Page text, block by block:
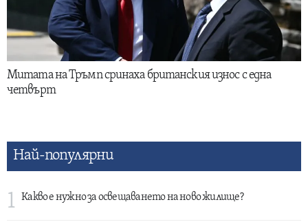
Митата на Тръмп сринаха британския износ с една
четвърт
Най-популярни
1 Какво е нужно за освещаването на ново жилище?